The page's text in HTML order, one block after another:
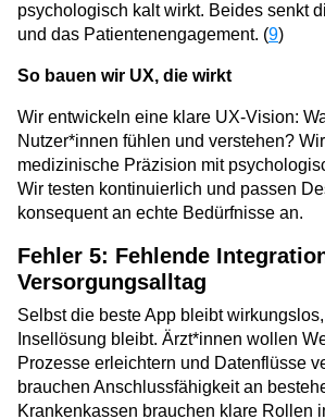
psychologisch kalt wirkt. Beides senkt
und das Patientenengagement. (9)
So bauen wir UX, die wirkt
Wir entwickeln eine klare UX-Vision:
Nutzer*innen fühlen und verstehen?
medizinische Präzision mit
Wir testen kontinuierlich und passen
konsequent an echte Bedürfnisse an.
Fehler 5: Fehlende
Versorgungsalltag
Selbst die beste App bleibt
Insellösung bleibt. Ärzt*innen wollen
Prozesse erleichtern und Datenflüsse
brauchen Anschlussfähigkeit an
Krankenkassen brauchen klare Rollen